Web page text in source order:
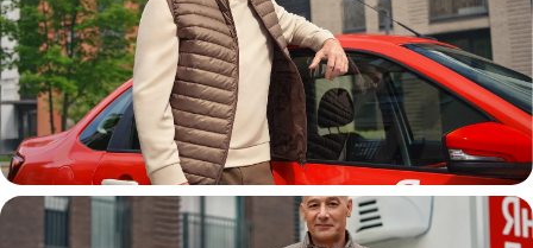
Автокурьер